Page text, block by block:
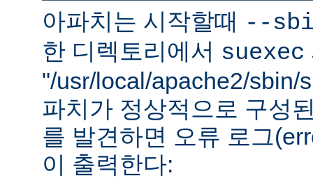
아파치는 시작할때 --
한 디렉토리에서 suexec
"/usr/local/apache2/sbin/
파치가 정상적으로 구성
를 발견하면 오류 로그
이 출력한다: